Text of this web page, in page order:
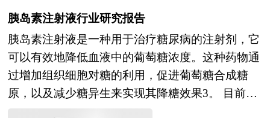
成套的昂贵设备、器械和仪器。开设一个小型口腔
诊所一般仅需要100-200万人民币,有的仅需几十万
人民币。 口腔医疗保健费用中的相当部分,如修复
治疗、种植牙、正畸治疗等,都是自费的医疗项
目。因此,口腔医疗保健市场的巨大需求,以及需求
胰岛素注射液行业研究报告
胰岛素注射液是一种用于治疗糖尿病的注射剂，它
可以有效地降低血液中的葡萄糖浓度。这种药物通
过增加组织细胞对糖的利用，促进葡萄糖合成糖
原，以及减少糖异生来实现其降糖效果3。 目前，
胰岛素注射液市场呈现出稳步增长的趋势，市场规